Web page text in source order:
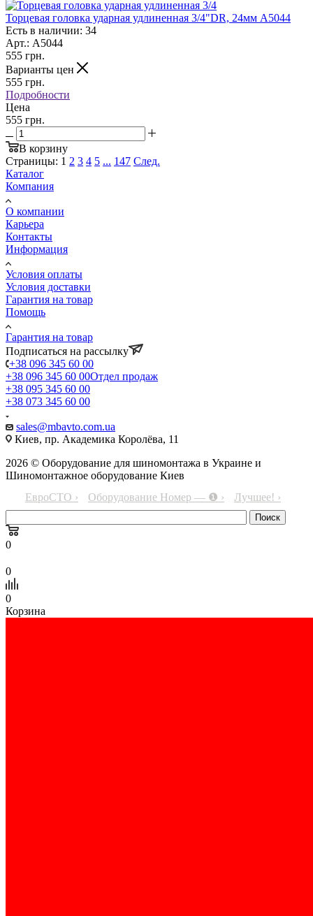
Торцевая головка ударная удлиненная 3/4"DR, 24мм A5044
Есть в наличии: 34
Арт.: A5044
555 грн.
Варианты цен
555 грн.
Подробности
Цена
555 грн.
В корзину
Страницы: 1 2 3 4 5 ... 147 След.
Каталог
Компания
О компании
Карьера
Контакты
Информация
Условия оплаты
Условия доставки
Гарантия на товар
Помощь
Гарантия на товар
Подписаться на рассылку
+38 096 345 60 00
+38 096 345 60 00Отдел продаж
+38 095 345 60 00
+38 073 345 60 00
sales@mbavto.com.ua
Киев, пр. Академика Королёва, 11
2026 © Оборудование для шиномонтажа в Украине и
Шиномонтажное оборудование Киев
ЕвроСТО ›
Оборудование Номер — ❶ › Лучшее! ›
0
0
0
Корзина